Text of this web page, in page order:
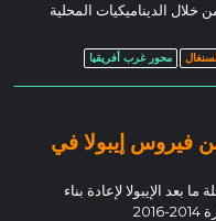
الديناميكيات المحلية
محور غرب أفريقيا
فيروس إيبولا في
الإيبولا لإعادة بناء